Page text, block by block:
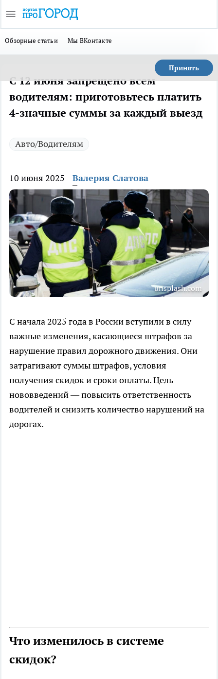
Обзорные статьи Мы ВКонтакте
Принять
С 12 июня запрещено всем
водителям: приготовьтесь платить
4-значные суммы за каждый выезд
Авто/Водителям
10 июня 2025 Валерия Слатова
unsplash.com
С начала 2025 года в России вступили в силу
важные изменения, касающиеся штрафов за
нарушение правил дорожного движения. Они
затрагивают суммы штрафов, условия
получения скидок и сроки оплаты. Цель
нововведений — повысить ответственность
водителей и снизить количество нарушений на
дорогах.
Что изменилось в системе
скидок?